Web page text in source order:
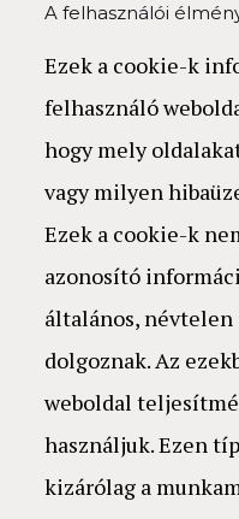
A felhasználói
Ezek a cookie-k
felhasználó
hogy mely
vagy milyen
Ezek a cookie-k
azonosító
általános,
dolgoznak. Az
weboldal
használjuk. Ezen
kizárólag a